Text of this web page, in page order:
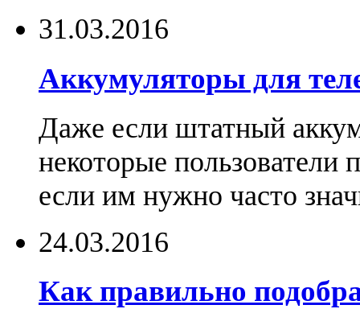
31.03.2016
Аккумуляторы для
Даже если штатный
некоторые пользователи
если им нужно часто
24.03.2016
Как правильно